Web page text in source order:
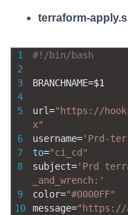
terraform-
1
2
3
4
5
6
7
8
9
10
#!/bin/bash
BRANCHNAME=$1
url="https://
x"
username='Prd-
to="ci_cd"
subject='Prd
_and_wrench:'
color="#0000FF"
message="https://